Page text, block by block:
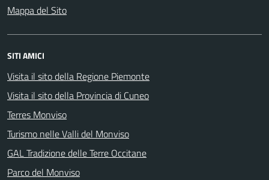
Mappa del Sito
SITI AMICI
Visita il sito della Regione Piemonte
Visita il sito della Provincia di Cuneo
Terres Monviso
Turismo nelle Valli del Monviso
GAL Tradizione delle Terre Occitane
Parco del Monviso